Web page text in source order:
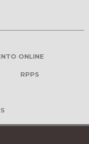
ONLINE
RPPS